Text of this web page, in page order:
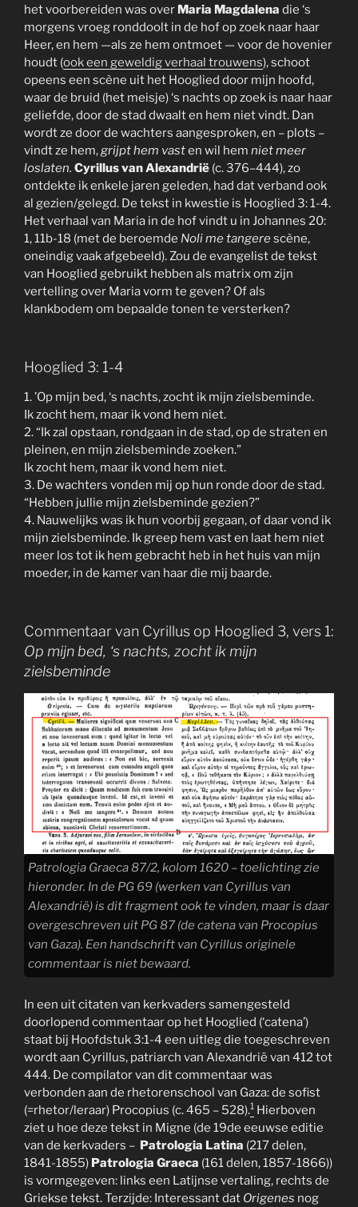
het voorbereiden was over Maria Magdalena die ‘s
morgens vroeg ronddoolt in de hof op zoek naar haar
Heer, en hem —als ze hem ontmoet — voor de hovenier
houdt (ook een geweldig verhaal trouwens), schoot
opeens een scène uit het Hooglied door mijn hoofd,
waar de bruid (het meisje) ‘s nachts op zoek is naar haar
geliefde, door de stad dwaalt en hem niet vindt. Dan
wordt ze door de wachters aangesproken, en – plots –
vindt ze hem, grijpt hem vasten wil hem niet meer
loslaten. Cyrillus van Alexandrië (c. 376–444), zo
ontdekte ik enkele jaren geleden, had dat verband ook
al gezien/gelegd. De tekst in kwestie is Hooglied 3: 1-4.
Het verhaal van Maria in de hof vindt u in Johannes 20:
1, 11b-18 (met de beroemde Noli me tangerescène,
oneindig vaak afgebeeld). Zou de evangelist de tekst
van Hooglied gebruikt hebben als matrix om zijn
vertelling over Maria vorm te geven? Of als
klankbodem om bepaalde tonen te versterken?
Hooglied 3: 1-4
1. ’Op mijn bed, ‘s nachts, zocht ik mijn zielsbeminde.
Ik zocht hem, maar ik vond hem niet.
2. “Ik zal opstaan, rondgaan in de stad, op de straten en
pleinen, en mijn zielsbeminde zoeken.”
Ik zocht hem, maar ik vond hem niet.
3. De wachters vonden mij op hun ronde door de stad.
“Hebben jullie mijn zielsbeminde gezien?”
4. Nauwelijks was ik hun voorbij gegaan, of daar vond ik
mijn zielsbeminde. Ik greep hem vast en laat hem niet
meer los tot ik hem gebracht heb in het huis van mijn
moeder, in de kamer van haar die mij baarde.
Commentaar van Cyrillus op Hooglied 3, vers 1:
Op mijn bed, ‘s nachts, zocht ik mijn
zielsbeminde
Patrologia Graeca87/2, kolom 1620 – toelichting zie
hieronder. In de PG 69 (werken van Cyrillus van
Alexandrië) is dit fragment ook te vinden, maar is daar
overgeschreven uit PG 87 (de catena van Procopius
van Gaza). Een handschrift van Cyrillus originele
commentaar is niet bewaard.
In een uit citaten van kerkvaders samengesteld
doorlopend commentaar op het Hooglied (‘catena’)
staat bij Hoofdstuk 3:1-4 een uitleg die toegeschreven
wordt aan Cyrillus, patriarch van Alexandrië van 412 tot
444. De compilator van dit commentaar was
verbonden aan de rhetorenschool van Gaza: de sofist
(=rhetor/leraar) Procopius (c. 465 – 528).1 Hierboven
ziet u hoe deze tekst in Migne (de 19de eeuwse editie
van de kerkvaders – Patrologia Latina (217 delen,
1841-1855) Patrologia Graeca (161 delen, 1857-1866))
is vormgegeven: links een Latijnse vertaling, rechts de
Griekse tekst. Terzijde: Interessant dat Origenes nog